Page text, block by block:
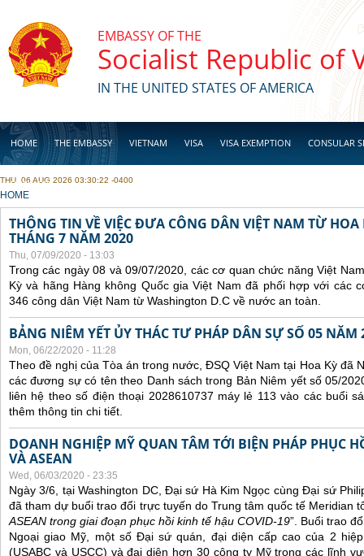
EMBASSY OF THE
Socialist Republic of
IN THE UNITED STATES OF AMERICA
HOME THE EMBASSY VIETNAM VISA VISA EXEMPTION CONSULAR
BUSINESS
THU, 06 AUG 2026 03:30:22 -0400
YOU ARE HERE
HOME
THÔNG TIN VỀ VIỆC ĐƯA CÔNG DÂN VIỆT NAM TỪ HOA
THÁNG 7 NĂM 2020
Thu, 07/09/2020 - 13:03
Trong các ngày 08 và 09/07/2020, các cơ quan chức năng Việt
Kỳ và hãng Hàng không Quốc gia Việt Nam đã phối hợp với các
346 công dân Việt Nam từ Washington D.C về nước an toàn.
BẢNG NIÊM YẾT ỦY THÁC TƯ PHÁP DÂN SỰ SỐ 05 NĂM
Mon, 06/22/2020 - 11:28
Theo đề nghị của Tòa án trong nước, ĐSQ Việt Nam tại Hoa Kỳ đã
các đương sự có tên theo Danh sách trong Bản Niêm yết số 05/
liên hệ theo số điện thoại 2028610737 máy lẻ 113 vào các buổi
thêm thông tin chi tiết.
DOANH NGHIỆP MỸ QUAN TÂM TỚI BIỆN PHÁP PHỤC
VÀ ASEAN
Wed, 06/03/2020 - 23:35
Ngày 3/6, tại Washington DC, Đại sứ Hà Kim Ngọc cùng Đại sứ
đã tham dự buổi trao đổi trực tuyến do Trung tâm quốc tế Meridian
ASEAN trong giai đoạn phục hồi kinh tế hậu COVID-19”. Buổi trao
Ngoại giao Mỹ, một số Đại sứ quán, đại diện cấp cao của 2
(USABC và USCC) và đại diện hơn 30 công ty Mỹ trong các lĩnh